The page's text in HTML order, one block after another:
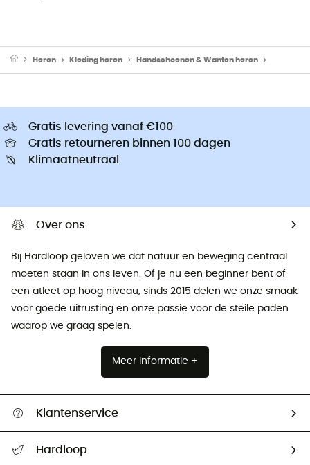
Heren Kleding heren Handschoenen & Wanten heren
Gratis levering vanaf €100
Gratis retourneren binnen 100 dagen
Klimaatneutraal
Over ons
Bij Hardloop geloven we dat natuur en beweging centraal
moeten staan ​​in ons leven. Of je nu een beginner bent of
een atleet op hoog niveau, sinds 2015 delen we onze smaak
voor goede uitrusting en onze passie voor de steile paden
waarop we graag spelen.
Meer informatie +
Klantenservice
Mijn zending volgen
Hardloop